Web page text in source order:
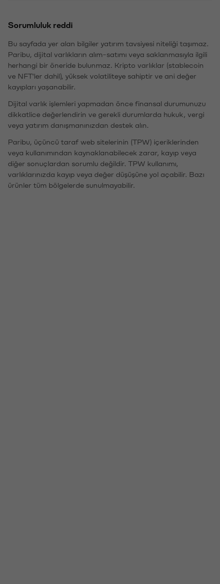
Sorumluluk reddi
Bu sayfada yer alan bilgiler yatırım tavsiyesi niteliği taşımaz.
Paribu, dijital varlıkların alım-satımı veya saklanmasıyla ilgili
herhangi bir öneride bulunmaz. Kripto varlıklar (stablecoin
ve NFT'ler dahil), yüksek volatiliteye sahiptir ve ani değer
kayıpları yaşanabilir.
Dijital varlık işlemleri yapmadan önce finansal durumunuzu
dikkatlice değerlendirin ve gerekli durumlarda hukuk, vergi
veya yatırım danışmanınızdan destek alın.
Paribu, üçüncü taraf web sitelerinin (TPW) içeriklerinden
veya kullanımından kaynaklanabilecek zarar, kayıp veya
diğer sonuçlardan sorumlu değildir. TPW kullanımı,
varlıklarınızda kayıp veya değer düşüşüne yol açabilir. Bazı
ürünler tüm bölgelerde sunulmayabilir.